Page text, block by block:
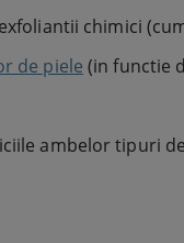
chimici
de piele (in functie
ambelor tipuri